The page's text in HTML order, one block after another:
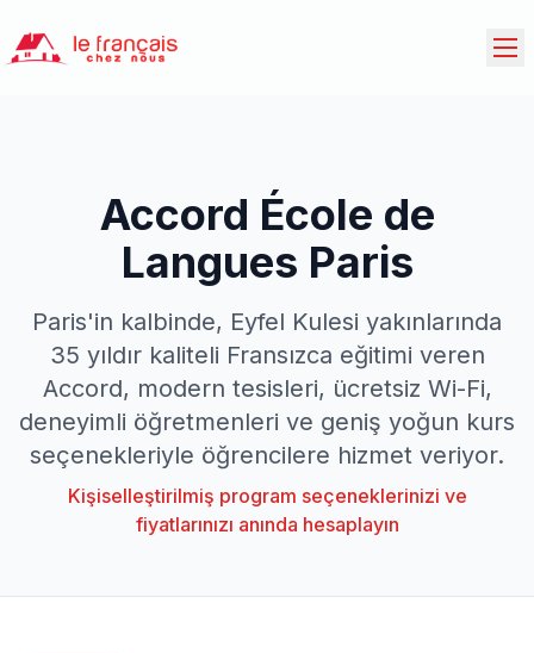
Accord École de
Langues Paris
Paris'in kalbinde, Eyfel Kulesi yakınlarında
35 yıldır kaliteli Fransızca eğitimi veren
Accord, modern tesisleri, ücretsiz Wi-Fi,
deneyimli öğretmenleri ve geniş yoğun kurs
seçenekleriyle öğrencilere hizmet veriyor.
Kişiselleştirilmiş program seçeneklerinizi ve
fiyatlarınızı anında hesaplayın